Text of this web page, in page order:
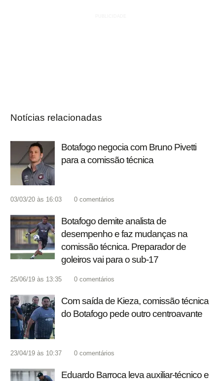
Notícias relacionadas
Botafogo negocia com Bruno Pivetti
para a comissão técnica
03/03/20 às 16:03 0 comentários
Botafogo demite analista de
desempenho e faz mudanças na
comissão técnica. Preparador de
goleiros vai para o sub-17
25/06/19 às 13:35 0 comentários
Com saída de Kieza, comissão técnica
do Botafogo pede outro centroavante
23/04/19 às 10:37 0 comentários
Eduardo Barroca leva auxiliar-técnico e